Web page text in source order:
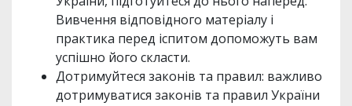
Вивчення відповідного матеріалу і
практика перед іспитом допоможуть вам
успішно його скласти.
Дотримуйтеся законів та правил: важливо
дотримуватися законів та правил України